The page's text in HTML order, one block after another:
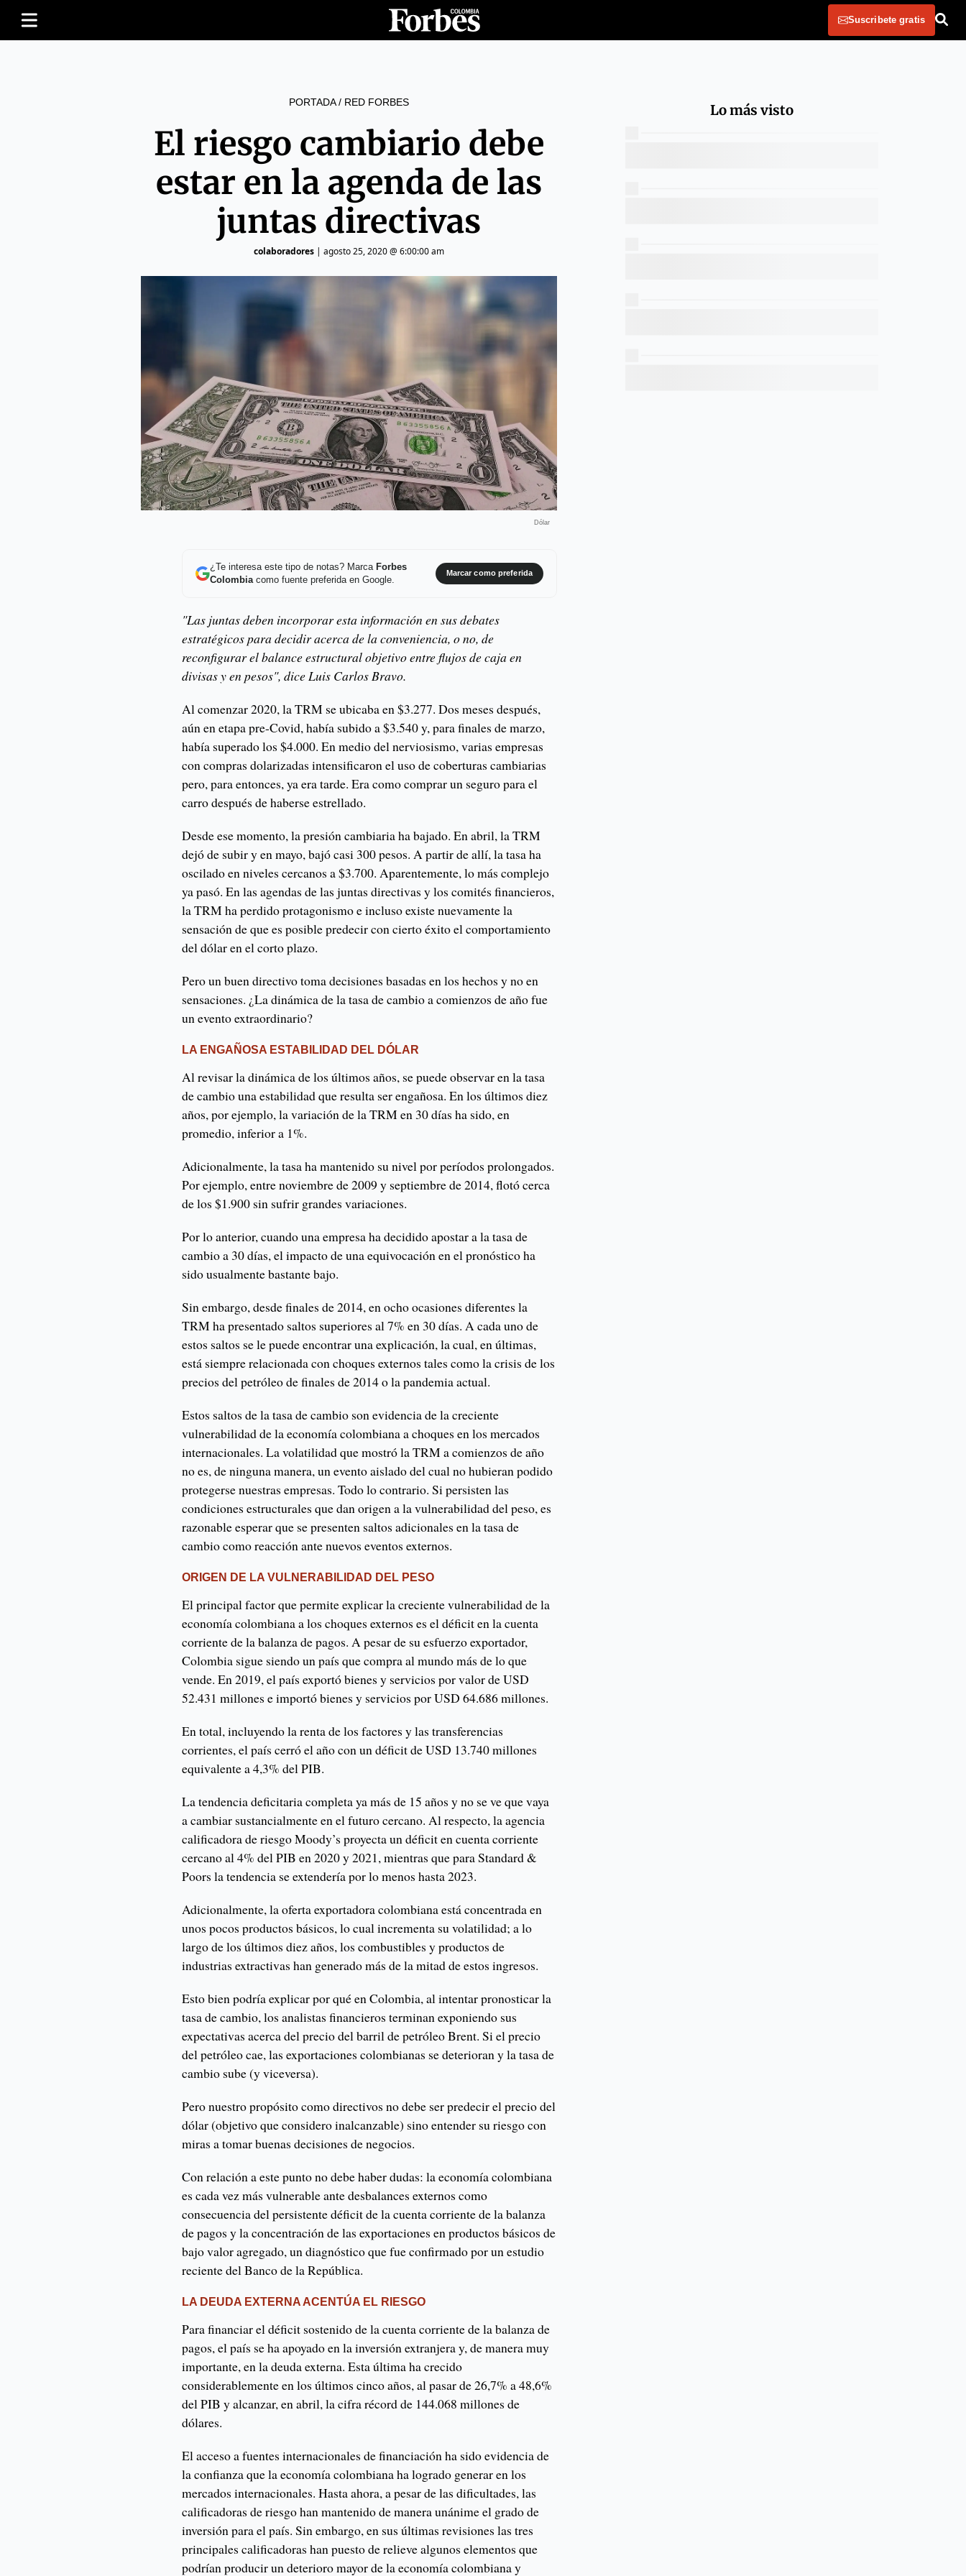
Suscribete gratis
PORTADA/ RED FORBES
El riesgo cambiario debe
estar en la agenda de las
juntas directivas
colaboradores| agosto 25, 2020 @ 6:00:00 am
Dólar
¿Te interesa este tipo de notas? Marca Forbes
Colombiacomo fuente preferida en Google.
Marcar como preferida
"Las juntas deben incorporar esta información en sus debates
estratégicos para decidir acerca de la conveniencia, o no, de
reconfigurar el balance estructural objetivo entre flujos de caja en
divisas y en pesos", dice Luis Carlos Bravo.
Al comenzar 2020, la TRM se ubicaba en $3.277. Dos meses después,
aún en etapa pre-Covid, había subido a $3.540 y, para finales de marzo,
había superado los $4.000. En medio del nerviosismo, varias empresas
con compras dolarizadas intensificaron el uso de coberturas cambiarias
pero, para entonces, ya era tarde. Era como comprar un seguro para el
carro después de haberse estrellado.
Desde ese momento, la presión cambiaria ha bajado. En abril, la TRM
dejó de subir y en mayo, bajó casi 300 pesos. A partir de allí, la tasa ha
oscilado en niveles cercanos a $3.700. Aparentemente, lo más complejo
ya pasó. En las agendas de las juntas directivas y los comités financieros,
la TRM ha perdido protagonismo e incluso existe nuevamente la
sensación de que es posible predecir con cierto éxito el comportamiento
del dólar en el corto plazo.
Pero un buen directivo toma decisiones basadas en los hechos y no en
sensaciones. ¿La dinámica de la tasa de cambio a comienzos de año fue
un evento extraordinario?
LA ENGAÑOSA ESTABILIDAD DEL DÓLAR
Al revisar la dinámica de los últimos años, se puede observar en la tasa
de cambio una estabilidad que resulta ser engañosa. En los últimos diez
años, por ejemplo, la variación de la TRM en 30 días ha sido, en
promedio, inferior a 1%.
Adicionalmente, la tasa ha mantenido su nivel por períodos prolongados.
Por ejemplo, entre noviembre de 2009 y septiembre de 2014, flotó cerca
de los $1.900 sin sufrir grandes variaciones.
Por lo anterior, cuando una empresa ha decidido apostar a la tasa de
cambio a 30 días, el impacto de una equivocación en el pronóstico ha
sido usualmente bastante bajo.
Sin embargo, desde finales de 2014, en ocho ocasiones diferentes la
TRM ha presentado saltos superiores al 7% en 30 días. A cada uno de
estos saltos se le puede encontrar una explicación, la cual, en últimas,
está siempre relacionada con choques externos tales como la crisis de los
precios del petróleo de finales de 2014 o la pandemia actual.
Estos saltos de la tasa de cambio son evidencia de la creciente
vulnerabilidad de la economía colombiana a choques en los mercados
internacionales. La volatilidad que mostró la TRM a comienzos de año
no es, de ninguna manera, un evento aislado del cual no hubieran podido
protegerse nuestras empresas. Todo lo contrario. Si persisten las
condiciones estructurales que dan origen a la vulnerabilidad del peso, es
razonable esperar que se presenten saltos adicionales en la tasa de
cambio como reacción ante nuevos eventos externos.
ORIGEN DE LA VULNERABILIDAD DEL PESO
El principal factor que permite explicar la creciente vulnerabilidad de la
economía colombiana a los choques externos es el déficit en la cuenta
corriente de la balanza de pagos. A pesar de su esfuerzo exportador,
Colombia sigue siendo un país que compra al mundo más de lo que
vende. En 2019, el país exportó bienes y servicios por valor de USD
52.431 millones e importó bienes y servicios por USD 64.686 millones.
En total, incluyendo la renta de los factores y las transferencias
corrientes, el país cerró el año con un déficit de USD 13.740 millones
equivalente a 4,3% del PIB.
La tendencia deficitaria completa ya más de 15 años y no se ve que vaya
a cambiar sustancialmente en el futuro cercano. Al respecto, la agencia
calificadora de riesgo Moody’s proyecta un déficit en cuenta corriente
cercano al 4% del PIB en 2020 y 2021, mientras que para Standard &
Poors la tendencia se extendería por lo menos hasta 2023.
Adicionalmente, la oferta exportadora colombiana está concentrada en
unos pocos productos básicos, lo cual incrementa su volatilidad; a lo
largo de los últimos diez años, los combustibles y productos de
industrias extractivas han generado más de la mitad de estos ingresos.
Esto bien podría explicar por qué en Colombia, al intentar pronosticar la
tasa de cambio, los analistas financieros terminan exponiendo sus
expectativas acerca del precio del barril de petróleo Brent. Si el precio
del petróleo cae, las exportaciones colombianas se deterioran y la tasa de
cambio sube (y viceversa).
Pero nuestro propósito como directivos no debe ser predecir el precio del
dólar (objetivo que considero inalcanzable) sino entender su riesgo con
miras a tomar buenas decisiones de negocios.
Con relación a este punto no debe haber dudas: la economía colombiana
es cada vez más vulnerable ante desbalances externos como
consecuencia del persistente déficit de la cuenta corriente de la balanza
de pagos y la concentración de las exportaciones en productos básicos de
bajo valor agregado, un diagnóstico que fue confirmado por un estudio
reciente del Banco de la República.
LA DEUDA EXTERNA ACENTÚA EL RIESGO
Para financiar el déficit sostenido de la cuenta corriente de la balanza de
pagos, el país se ha apoyado en la inversión extranjera y, de manera muy
importante, en la deuda externa. Esta última ha crecido
considerablemente en los últimos cinco años, al pasar de 26,7% a 48,6%
del PIB y alcanzar, en abril, la cifra récord de 144.068 millones de
dólares.
El acceso a fuentes internacionales de financiación ha sido evidencia de
la confianza que la economía colombiana ha logrado generar en los
mercados internacionales. Hasta ahora, a pesar de las dificultades, las
calificadoras de riesgo han mantenido de manera unánime el grado de
inversión para el país. Sin embargo, en sus últimas revisiones las tres
principales calificadoras han puesto de relieve algunos elementos que
podrían producir un deterioro mayor de la economía colombiana y
Lo más visto